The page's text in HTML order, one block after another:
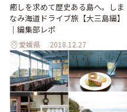
癒しを求めて歴史ある島へ。しま
なみ海道ドライブ旅【大三島編】
｜編集部レポ
愛媛県 2018.12.27